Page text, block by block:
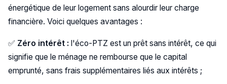
énergétique de leur logement sans alourdir leur charge
financière. Voici quelques avantages :
✅ Zéro intérêt : l'éco-PTZ est un prêt sans intérêt, ce qui
signifie que le ménage ne rembourse que le capital
emprunté, sans frais supplémentaires liés aux intérêts​ ;